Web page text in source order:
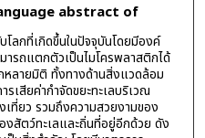
abstract of
ลกที่เกิดขึ้นในปัจจุบันโดยมีองค์
รถแตกตัวเป็นไมโครพลาสติกได้
หลายมิติ ทั้งทางด้านสิ่งแวดล้อม
เสียค่ากำจัดขยะทะเลบริเวณ
ที่ยว รวมถึงความสวยงามของ
สัตว์ทะเลและถิ่นที่อยู่อีกด้วย ดัง